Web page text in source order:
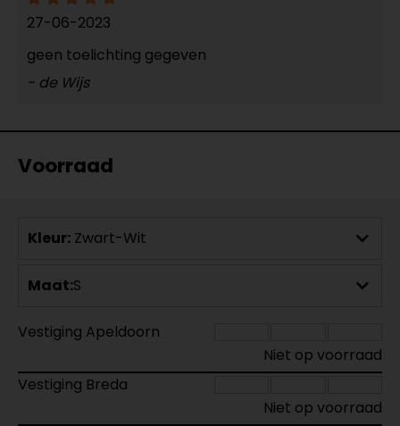
27-06-2023
geen toelichting gegeven
- de Wijs
Voorraad
Kleur: Zwart-Wit
Maat:S
Vestiging Apeldoorn
Niet op voorraad
Vestiging Breda
Niet op voorraad